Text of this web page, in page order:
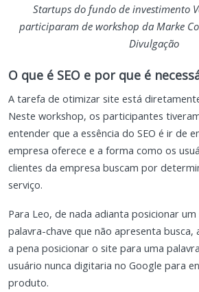
Startups do fundo de investimento
participaram de workshop da Marke
Divulgação
O que é SEO e por que é
A tarefa de otimizar site está
Neste workshop, os participantes
entender que a essência do SEO é ir de
empresa oferece e a forma como os
clientes da empresa buscam por
serviço.
Para Leo, de nada adianta posicionar
palavra-chave que não apresenta busca,
a pena posicionar o site para uma
usuário nunca digitaria no Google para
produto.